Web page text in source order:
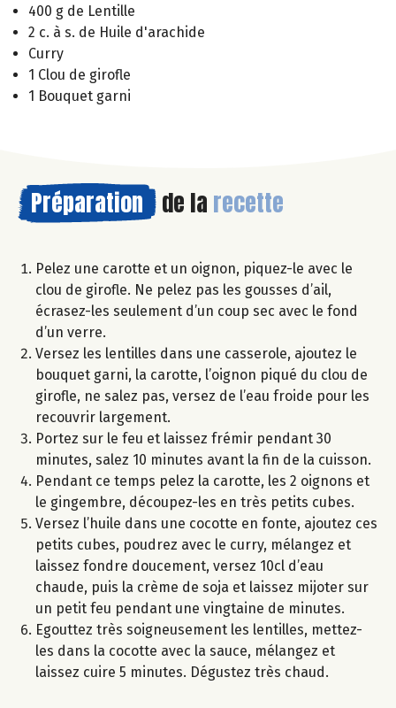
400 g de Lentille
2 c. à s. de Huile d'arachide
Curry
1 Clou de girofle
1 Bouquet garni
Préparation de la recette
Pelez une carotte et un oignon, piquez-le avec le
clou de girofle. Ne pelez pas les gousses d’ail,
écrasez-les seulement d’un coup sec avec le fond
d’un verre.
Versez les lentilles dans une casserole, ajoutez le
bouquet garni, la carotte, l’oignon piqué du clou de
girofle, ne salez pas, versez de l’eau froide pour les
recouvrir largement.
Portez sur le feu et laissez frémir pendant 30
minutes, salez 10 minutes avant la fin de la cuisson.
Pendant ce temps pelez la carotte, les 2 oignons et
le gingembre, découpez-les en très petits cubes.
Versez l’huile dans une cocotte en fonte, ajoutez ces
petits cubes, poudrez avec le curry, mélangez et
laissez fondre doucement, versez 10cl d’eau
chaude, puis la crème de soja et laissez mijoter sur
un petit feu pendant une vingtaine de minutes.
Egouttez très soigneusement les lentilles, mettez-
les dans la cocotte avec la sauce, mélangez et
laissez cuire 5 minutes. Dégustez très chaud.